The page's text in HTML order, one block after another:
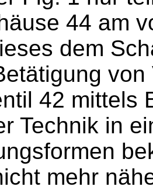
44 am
dem
42 mittels
Technik in
mehr